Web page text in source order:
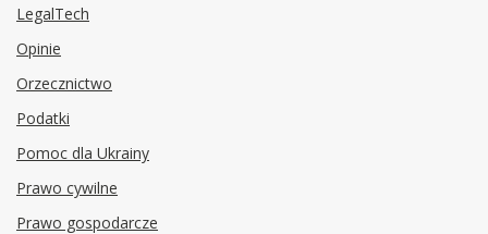
LegalTech
Opinie
Orzecznictwo
Podatki
Pomoc dla Ukrainy
Prawo cywilne
Prawo gospodarcze